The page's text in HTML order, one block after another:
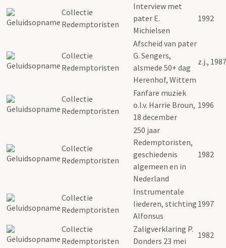
Collectie
Redemptoristen
Interview met
pater E.
Michielsen
1992
Collectie
Redemptoristen
Afscheid van pater
G. Sengers,
alsmede 50+ dag
Herenhof, Wittem
z.j., 1987
Collectie
Redemptoristen
Fanfare muziek
o.l.v. Harrie Broun,
18 december
1996
Collectie
Redemptoristen
250 jaar
Redemptoristen,
geschiedenis
algemeen en in
Nederland
1982
Collectie
Redemptoristen
Instrumentale
liederen, stichting
Alfonsus
1997
Collectie
Redemptoristen
Zaligverklaring P.
Donders 23 mei
1982